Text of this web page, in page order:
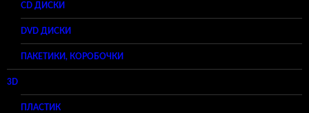
CD ДИСКИ
DVD ДИСКИ
ПАКЕТИКИ, КОРОБОЧКИ
3D
ПЛАСТИК